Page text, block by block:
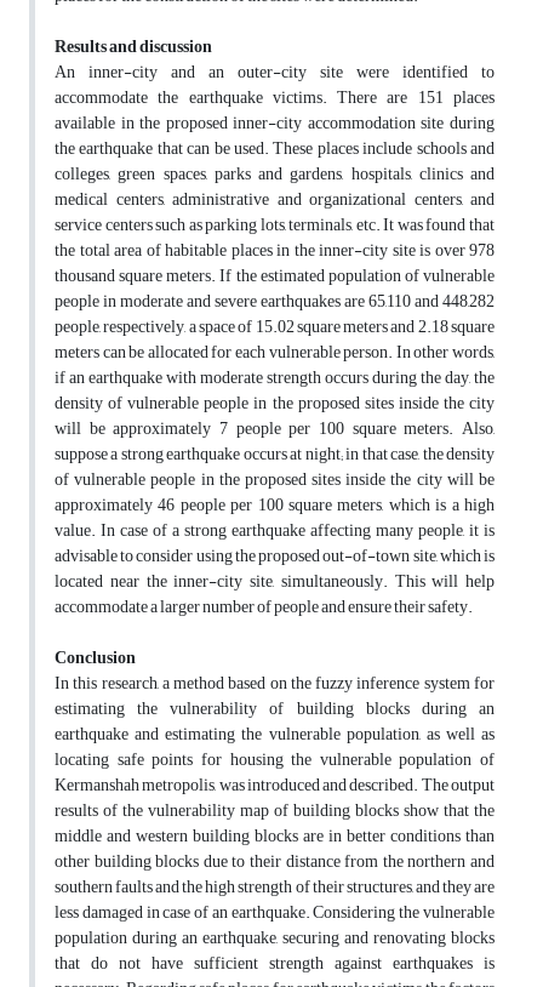
Results and discussion
An inner-city and an outer-city site were identified to
accommodate the earthquake victims. There are 151 places
available in the proposed inner-city accommodation site during
the earthquake that can be used. These places include schools and
colleges, green spaces, parks and gardens, hospitals, clinics and
medical centers, administrative and organizational centers, and
service centers such as parking lots, terminals, etc. It was found that
the total area of habitable places in the inner-city site is over 978
thousand square meters. If the estimated population of vulnerable
people in moderate and severe earthquakes are 65,110 and 448,282
people, respectively, a space of 15.02 square meters and 2.18 square
meters can be allocated for each vulnerable person. In other words,
if an earthquake with moderate strength occurs during the day, the
density of vulnerable people in the proposed sites inside the city
will be approximately 7 people per 100 square meters. Also,
suppose a strong earthquake occurs at night; in that case, the density
of vulnerable people in the proposed sites inside the city will be
approximately 46 people per 100 square meters, which is a high
value. In case of a strong earthquake affecting many people, it is
advisable to consider using the proposed out-of-town site, which is
located near the inner-city site, simultaneously. This will help
accommodate a larger number of people and ensure their safety.
Conclusion
In this research, a method based on the fuzzy inference system for
estimating the vulnerability of building blocks during an
earthquake and estimating the vulnerable population, as well as
locating safe points for housing the vulnerable population of
Kermanshah metropolis, was introduced and described. The output
results of the vulnerability map of building blocks show that the
middle and western building blocks are in better conditions than
other building blocks due to their distance from the northern and
southern faults and the high strength of their structures, and they are
less damaged in case of an earthquake. Considering the vulnerable
population during an earthquake, securing and renovating blocks
that do not have sufficient strength against earthquakes is